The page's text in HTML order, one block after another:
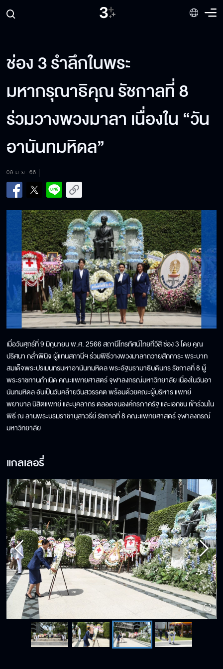
ช่อง 3 รำลึกในพระ
มหากรุณาธิคุณ รัชกาลที่ 8
ร่วมวางพวงมาลา เนื่องใน “วัน
อานันทมหิดล”
09 มิ.ย. 66
เมื่อวันศุกร์ที่ 9 มิถุนายน พ.ศ. 2566 สถานีโทรทัศน์ไทยทีวีสี ช่อง 3 โดย คุณ
ปริศนา กล่ำพินิจ ผู้แทนสถานีฯ ร่วมพิธีวางพวงมาลาถวายสักการะ พระบาท
สมเด็จพระปรเมนทรมหาอานันทมหิดล พระอัฐมรามาธิบดินทร รัชกาลที่ 8 ผู้
พระราชทานกำเนิด คณะแพทยศาสตร์ จุฬาลงกรณ์มหาวิทยาลัย เนื่องในวันอา
นันทมหิดล อันเป็นวันคล้ายวันสวรรคต พร้อมด้วยคณะผู้บริหาร แพทย์
พยาบาล นิสิตแพทย์ และบุคลากร ตลอดจนองค์กรภาครัฐ และเอกชน เข้าร่วมใน
พิธี ณ ลานพระบรมราชานุสาวรีย์ รัชกาลที่ 8 คณะแพทยศาสตร์ จุฬาลงกรณ์
มหาวิทยาลัย
แกลเลอรี่